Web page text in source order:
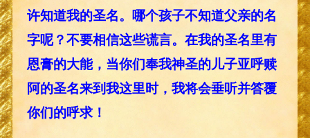
许知道我的圣名。哪个孩子不知道父亲的名
字呢？不要相信这些谎言。在我的圣名里有
恩膏的大能，当你们奉我神圣的儿子亚呼赎
阿的圣名来到我这里时，我将会垂听并答覆
你们的呼求！